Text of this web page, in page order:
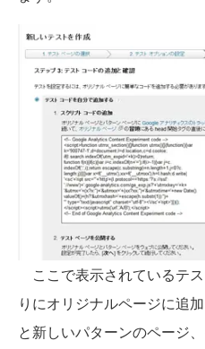
ここで表示されているテ
りにオリジナルページに追
と新しいパターンのページ